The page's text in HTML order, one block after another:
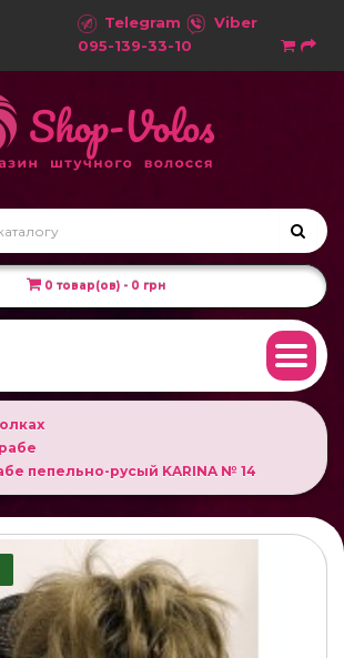
Telegram
Viber
095-139-33-10
0 товар(ов) - 0 грн
пепельно-русый KARINA № 14